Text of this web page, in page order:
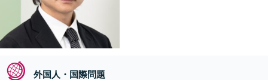
外国人・国際問題